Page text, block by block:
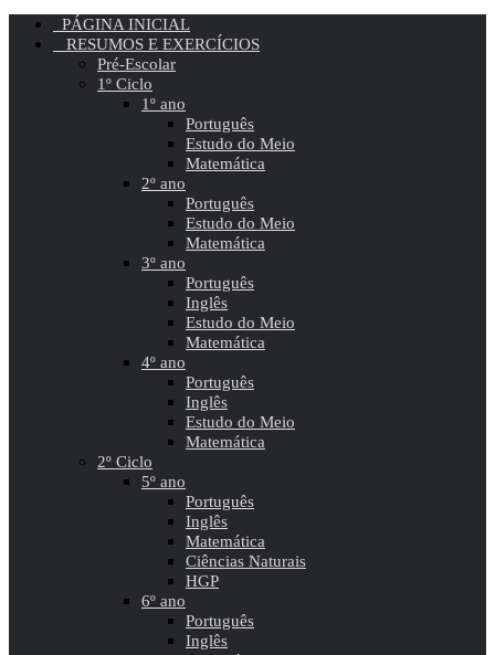
PÁGINA INICIAL
RESUMOS E EXERCÍCIOS
Pré-Escolar
1º Ciclo
1º ano
Português
Estudo do Meio
Matemática
2º ano
Português
Estudo do Meio
Matemática
3º ano
Português
Inglês
Estudo do Meio
Matemática
4º ano
Português
Inglês
Estudo do Meio
Matemática
2º Ciclo
5º ano
Português
Inglês
Matemática
Ciências Naturais
HGP
6º ano
Português
Inglês